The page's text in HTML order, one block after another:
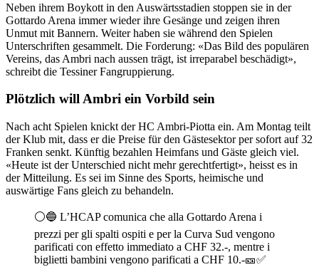
Neben ihrem Boykott in den Auswärtsstadien stoppen sie in der
Gottardo Arena immer wieder ihre Gesänge und zeigen ihren
Unmut mit Bannern. Weiter haben sie während den Spielen
Unterschriften gesammelt. Die Forderung: «Das Bild des populären
Vereins, das Ambri nach aussen trägt, ist irreparabel beschädigt»,
schreibt die Tessiner Fangruppierung.
Plötzlich will Ambri ein Vorbild sein
Nach acht Spielen knickt der HC Ambri-Piotta ein. Am Montag teilt
der Klub mit, dass er die Preise für den Gästesektor per sofort auf 32
Franken senkt. Künftig bezahlen Heimfans und Gäste gleich viel.
«Heute ist der Unterschied nicht mehr gerechtfertigt», heisst es in
der Mitteilung. Es sei im Sinne des Sports, heimische und
auswärtige Fans gleich zu behandeln.
⚪️🔵 L’HCAP comunica che alla Gottardo Arena i
prezzi per gli spalti ospiti e per la Curva Sud vengono
parificati con effetto immediato a CHF 32.-, mentre i
biglietti bambini vengono parificati a CHF 10.-🎫✅